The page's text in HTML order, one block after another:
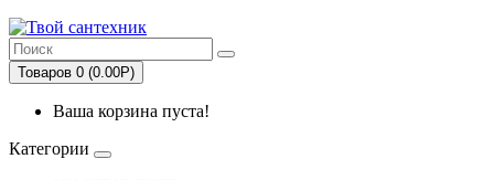
Товаров 0 (0.00Р)
Ваша корзина пуста!
Категории